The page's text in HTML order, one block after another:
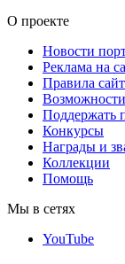
О проекте
Новости
Реклама на
Правила
Возможности
Поддержать
Конкурсы
Награды и
Коллекции
Помощь
Мы в сетях
YouTube